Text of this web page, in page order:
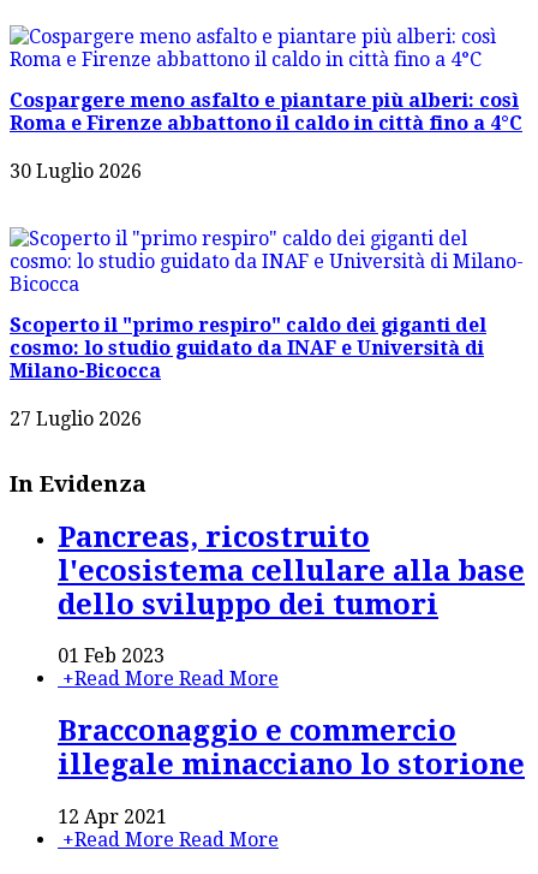
Cospargere meno asfalto e piantare più alberi: così
Roma e Firenze abbattono il caldo in città fino a 4°C
30 Luglio 2026
Scoperto il "primo respiro" caldo dei giganti del
cosmo: lo studio guidato da INAF e Università di
Milano-Bicocca
27 Luglio 2026
In Evidenza
Pancreas, ricostruito
l'ecosistema cellulare alla base
dello sviluppo dei tumori
01 Feb 2023
+Read More Read More
Bracconaggio e commercio
illegale minacciano lo storione
12 Apr 2021
+Read More Read More